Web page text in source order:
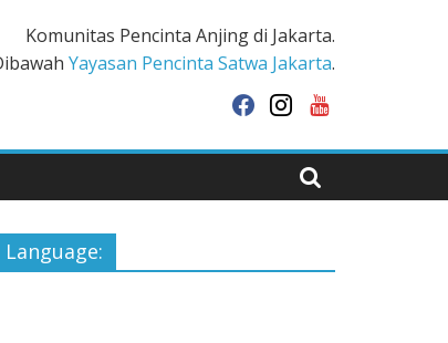
Komunitas Pencinta Anjing di Jakarta.
Yayasan Pencinta Satwa Jakarta.
facebookinstagram
youtube
Language: